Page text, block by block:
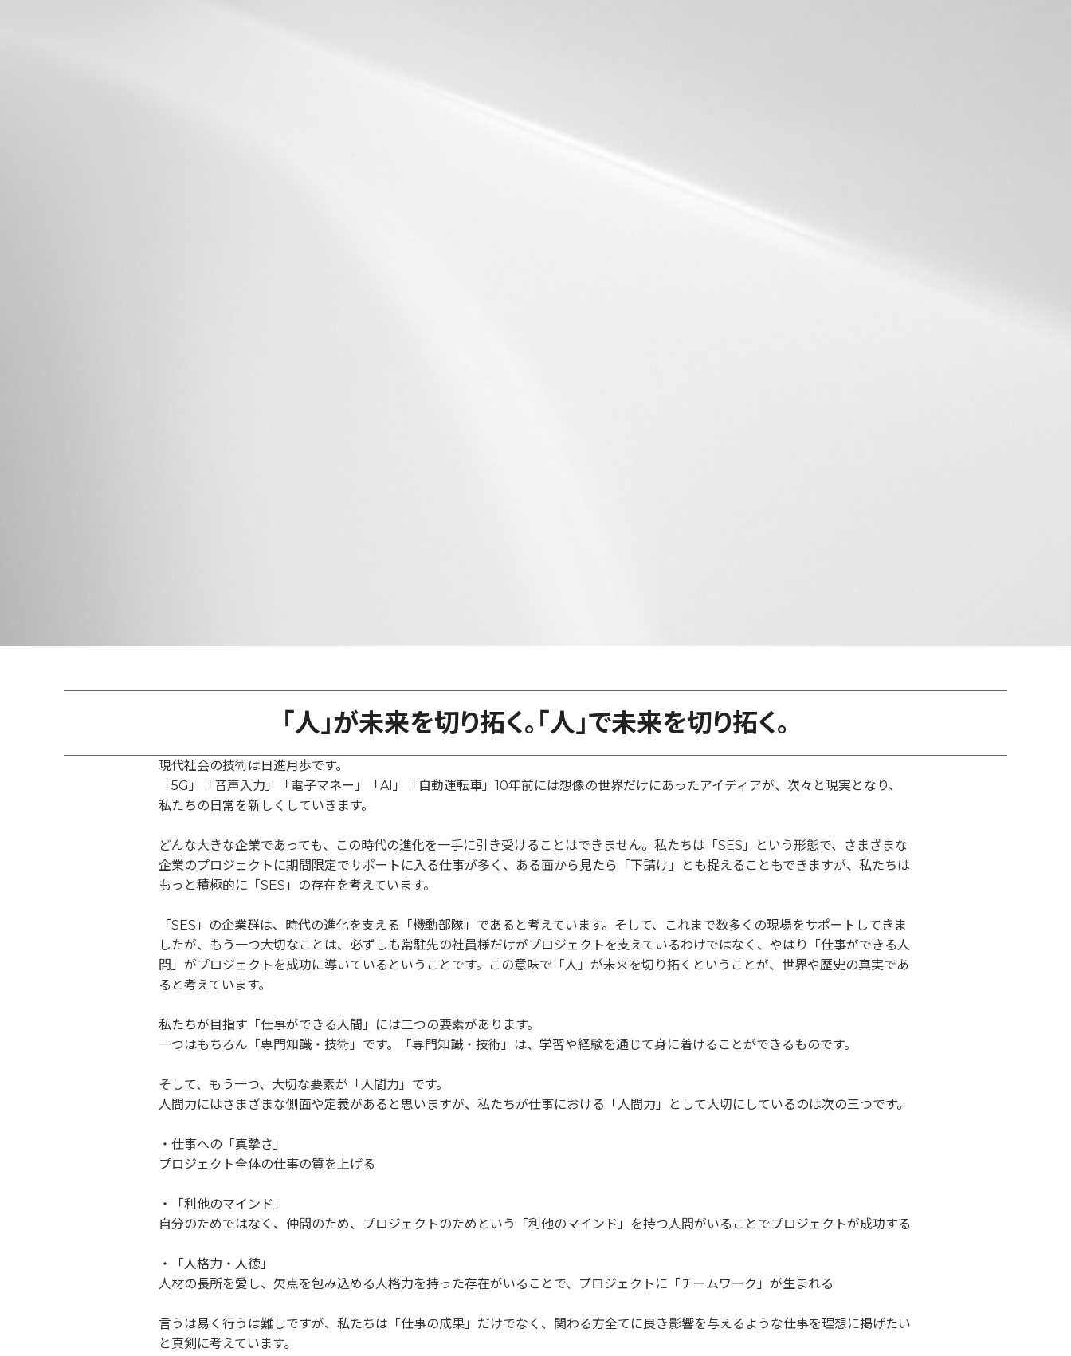
「人」が未来を切り拓く。「人」で未来を切り拓く。
現代社会の技術は日進月歩です。
「5G」「音声入力」「電子マネー」「AI」「自動運転車」10年前には想像の世界だけにあったアイディアが、次々と現実となり、
私たちの日常を新しくしていきます。
どんな大きな企業であっても、この時代の進化を一手に引き受けることはできません。私たちは「SES」という形態で、さまざまな
企業のプロジェクトに期間限定でサポートに入る仕事が多く、ある面から見たら「下請け」とも捉えることもできますが、私たちは
もっと積極的に「SES」の存在を考えています。
「SES」の企業群は、時代の進化を支える「機動部隊」であると考えています。そして、これまで数多くの現場をサポートしてきま
したが、もう一つ大切なことは、必ずしも常駐先の社員様だけがプロジェクトを支えているわけではなく、やはり「仕事ができる人
間」がプロジェクトを成功に導いているということです。この意味で「人」が未来を切り拓くということが、世界や歴史の真実であ
ると考えています。
私たちが目指す「仕事ができる人間」には二つの要素があります。
一つはもちろん「専門知識・技術」です。「専門知識・技術」は、学習や経験を通じて身に着けることができるものです。
そして、もう一つ、大切な要素が「人間力」です。
人間力にはさまざまな側面や定義があると思いますが、私たちが仕事における「人間力」として大切にしているのは次の三つです。
・仕事への「真摯さ」
プロジェクト全体の仕事の質を上げる
・「利他のマインド」
自分のためではなく、仲間のため、プロジェクトのためという「利他のマインド」を持つ人間がいることでプロジェクトが成功する
・「人格力・人徳」
人材の長所を愛し、欠点を包み込める人格力を持った存在がいることで、プロジェクトに「チームワーク」が生まれる
言うは易く行うは難しですが、私たちは「仕事の成果」だけでなく、関わる方全てに良き影響を与えるような仕事を理想に掲げたい
と真剣に考えています。